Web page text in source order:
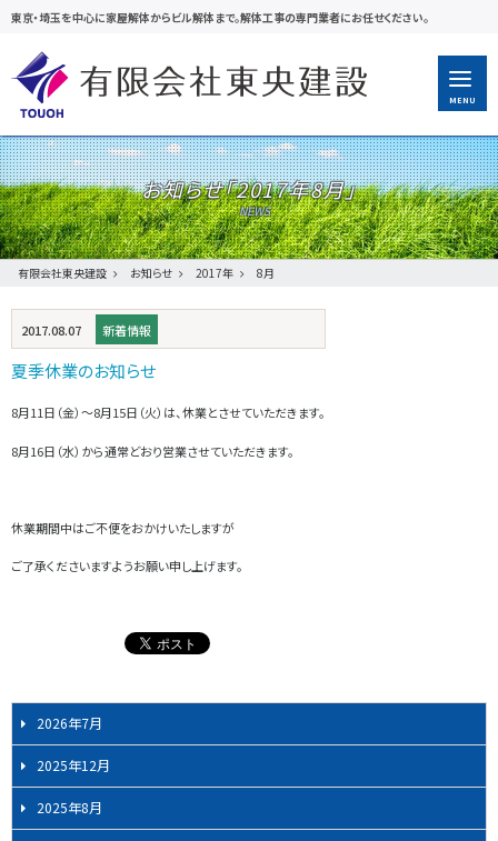
東京・埼玉を中心に家屋解体からビル解体まで。解体工事の専門業者にお任せください。
MENU
お知らせ「2017年8月」
有限会社東央建設 お知らせ 2017年 8月
2017.08.07 新着情報
夏季休業のお知らせ
8月11日（金）～8月15日（火）は、休業とさせていただきます。
8月16日（水）から通常どおり営業させていただきます。
休業期間中はご不便をおかけいたしますが
ご了承くださいますようお願い申し上げます。
2026年7月
2025年12月
2025年8月